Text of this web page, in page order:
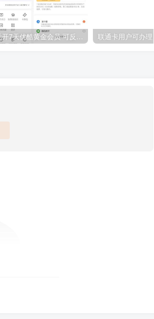
0.1元开7天优酷黄金会员 可反复开通需要关闭自动续费